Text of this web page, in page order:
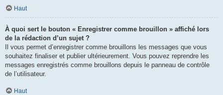
Haut
À quoi sert le bouton « Enregistrer comme brouillon » affiché lors
de la rédaction d’un sujet ?
Il vous permet d’enregistrer comme brouillons les messages que vous
souhaitez finaliser et publier ultérieurement. Vous pouvez reprendre les
messages enregistrés comme brouillons depuis le panneau de contrôle
de l’utilisateur.
Haut